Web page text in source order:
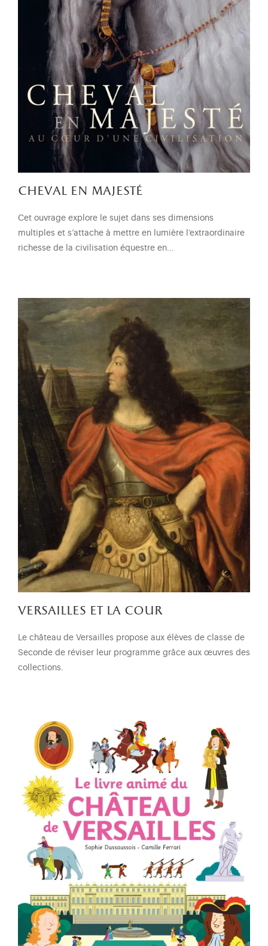
cheval en majesté
Cet ouvrage explore le sujet dans ses dimensions
multiples et s’attache à mettre en lumière l’extraordinaire
richesse de la civilisation équestre en…
versailles et la cour
Le château de Versailles propose aux élèves de classe de
Seconde de réviser leur programme grâce aux œuvres des
collections.